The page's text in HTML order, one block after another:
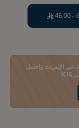
-
46.00
عبر الإنترنت واحصل